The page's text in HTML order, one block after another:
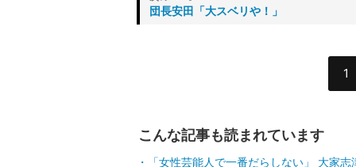
団長安田「大スベリや！」
1
こんな記事も読まれています
「女性芸能人で一番だらしない」 大家